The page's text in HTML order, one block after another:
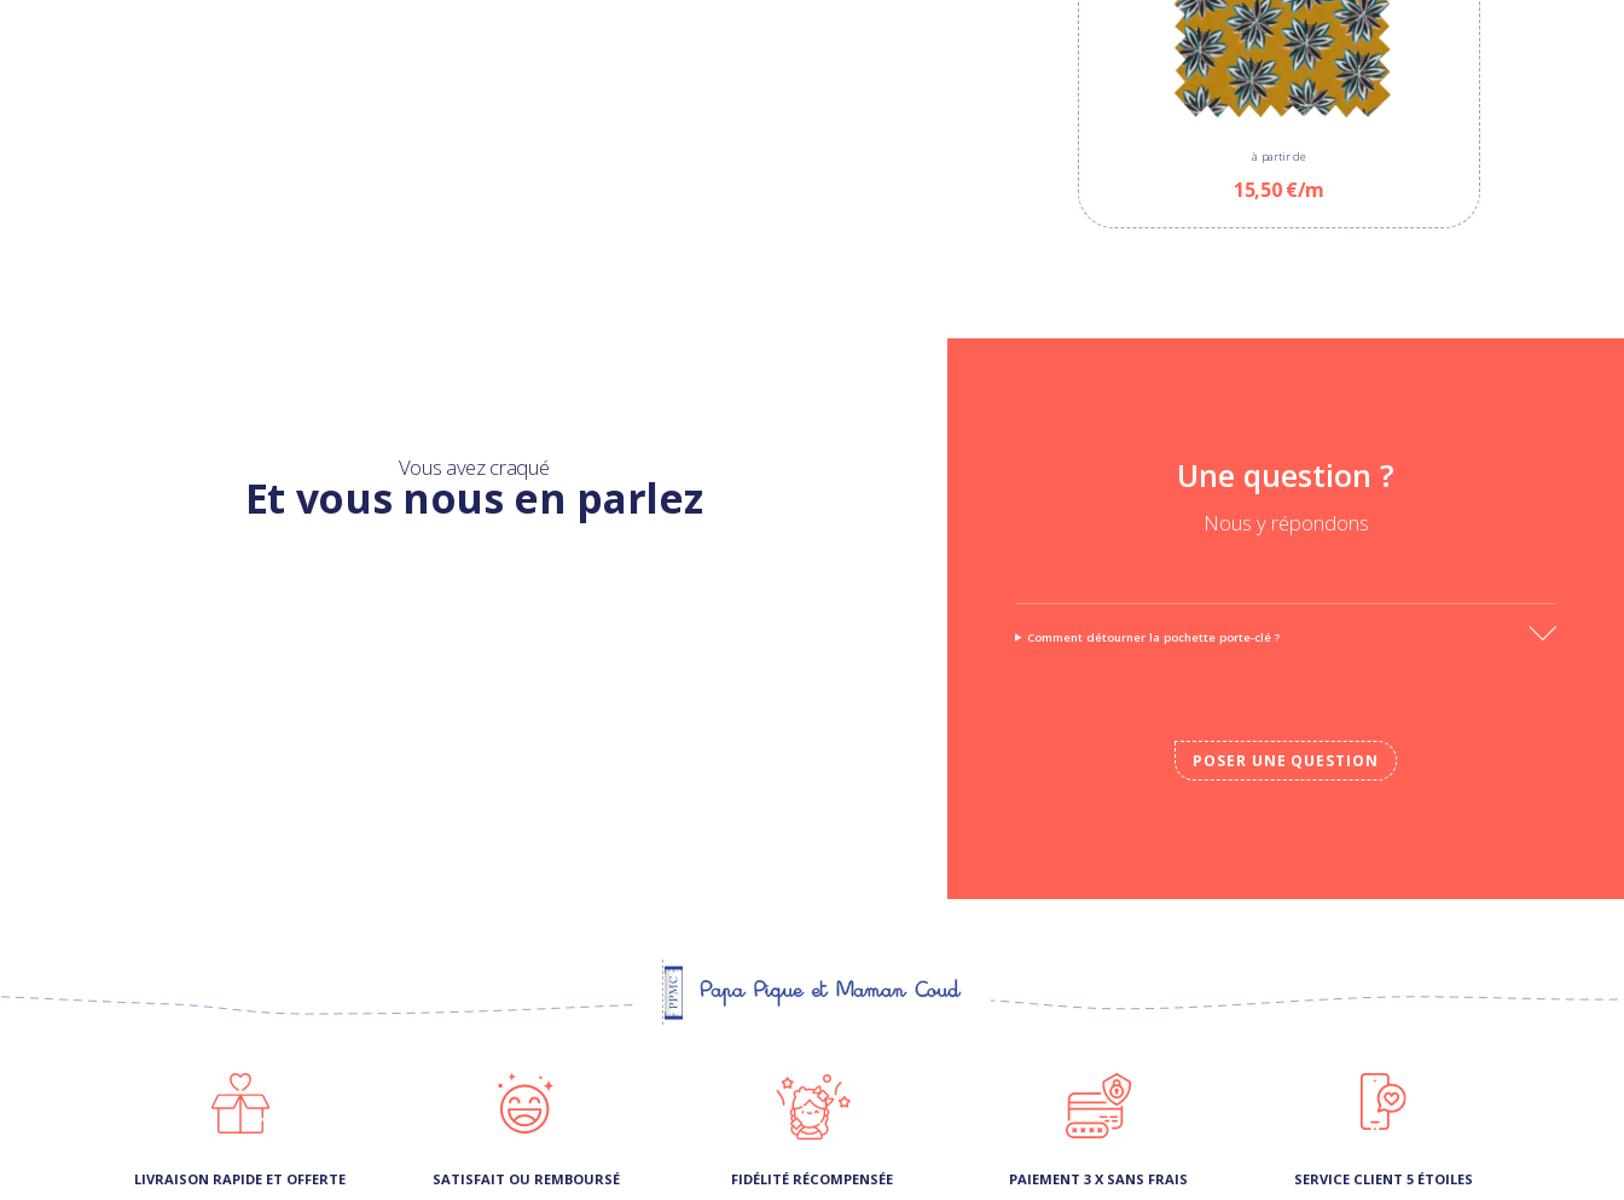
à partir de
15,50 €/m
Vous avez craqué
Et vous nous en parlez Une question ?
Nous y répondons
Comment détourner la pochette porte-clé ?
POSER UNE QUESTION
LIVRAISON RAPIDE ET OFFERTE SATISFAIT OU REMBOURSÉ FIDÉLITÉ RÉCOMPENSÉE PAIEMENT 3 X SANS FRAIS SERVICE CLIENT 5 ÉTOILES